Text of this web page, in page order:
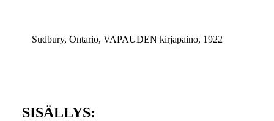
Sudbury, Ontario, VAPAUDEN kirjapaino, 1922
SISÄLLYS: